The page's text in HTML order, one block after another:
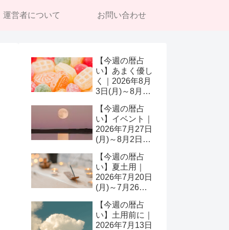
運営者について お問い合わせ
【今週の暦占
い】あまく優し
く｜2026年8月
3日(月)～8月9
【今週の暦占
い】イベント｜
2026年7月27日
(月)～8月2日
【今週の暦占
い】夏土用｜
2026年7月20日
(月)～7月26日
【今週の暦占
い】土用前に｜
2026年7月13日